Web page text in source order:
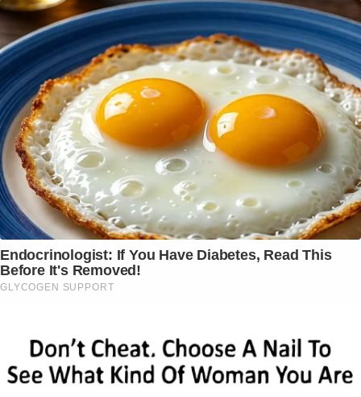
Endocrinologist: If You Have Diabetes, Read This
Before It's Removed!
GLYCOGEN SUPPORT